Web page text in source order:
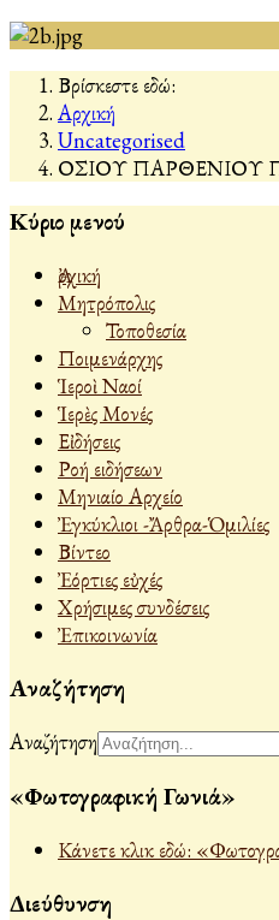
Βρίσκεστε εδώ:
Αρχική
Uncategorised
ΟΣΙΟΥ ΠΑΡΘΕΝΙΟΥ
Κύριο μενού
Ἀρχική
Μητρόπολις
Τοποθεσία
Ποιμενάρχης
Ἱεροὶ Ναοί
Ἱερὲς Μονές
Εἰδήσεις
Ροή ειδήσεων
Μηνιαίο Αρχείο
Ἐγκύκλιοι -Ἄρθρα-Ὁμιλίες
Βίντεο
Ἐόρτιες εὐχές
Χρήσιμες συνδέσεις
Ἐπικοινωνία
Αναζήτηση
Αναζήτηση
«Φωτογραφική Γωνιά»
Κάνετε κλικ εδώ:
Διεύθυνση